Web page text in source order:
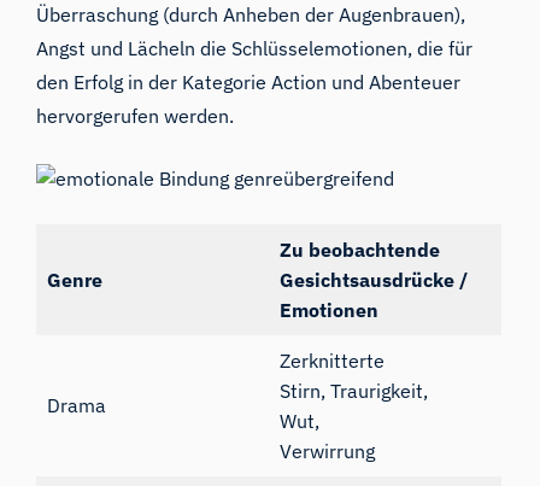
Überraschung (durch Anheben der Augenbrauen),
Angst und Lächeln die Schlüsselemotionen, die für
den Erfolg in der Kategorie Action und Abenteuer
hervorgerufen werden.
Genre
Zu beobachtende
Gesichtsausdrücke /
Emotionen
Drama
Zerknitterte
Stirn, Traurigkeit,
Wut,
Verwirrung